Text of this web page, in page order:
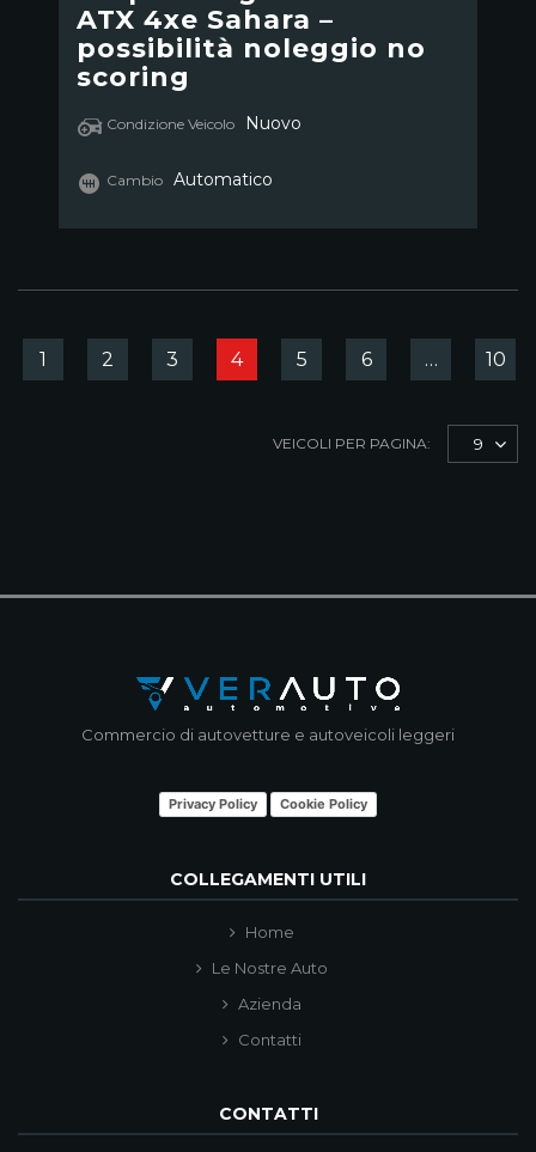
ATX 4xe Sahara –
possibilità noleggio no
scoring
Condizione Veicolo Nuovo
Cambio Automatico
1 2 3 4 5 6 … 10
VEICOLI PER PAGINA: 9
Commercio di autovetture e autoveicoli leggeri
Privacy Policy Cookie Policy
COLLEGAMENTI UTILI
Home
Le Nostre Auto
Azienda
Contatti
CONTATTI